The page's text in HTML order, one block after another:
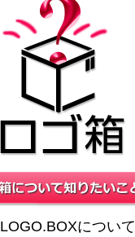
LOGO.BOXについて